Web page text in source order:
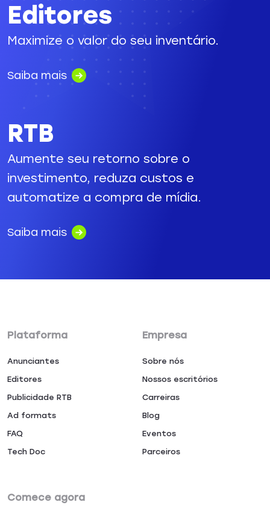
Editores
Maximize o valor do seu inventário.
Saiba mais
RTB
Aumente seu retorno sobre o
investimento, reduza custos e
automatize a compra de mídia.
Saiba mais
Plataforma
Anunciantes
Editores
Publicidade RTB
Ad formats
FAQ
Tech Doc
Empresa
Sobre nós
Nossos escritórios
Carreiras
Blog
Eventos
Parceiros
Comece agora